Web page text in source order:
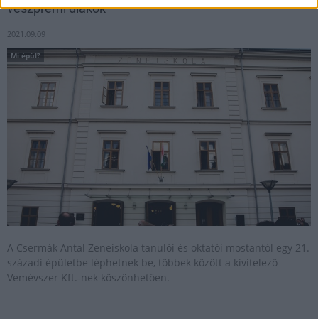
veszprémi diákok
2021.09.09
Mi épül?
A Csermák Antal Zeneiskola tanulói és oktatói mostantól egy 21.
századi épületbe léphetnek be, többek között a kivitelező
Vemévszer Kft.-nek köszönhetően.